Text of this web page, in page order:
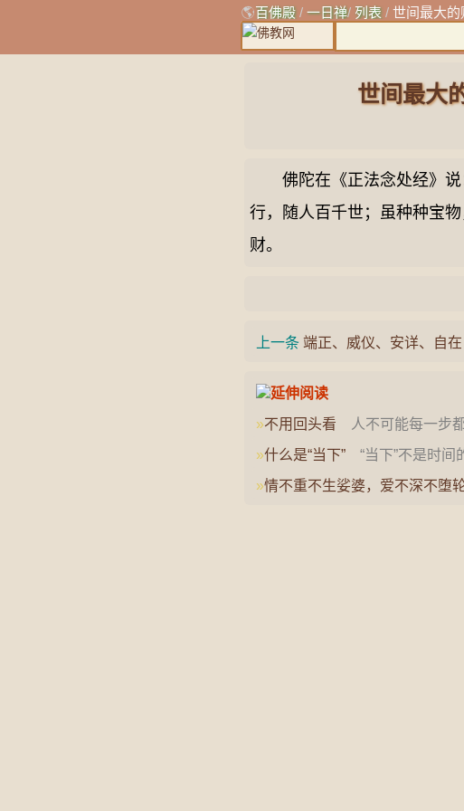
🌎百佛殿 / 一日禅/ 列表 / 世间最大
世间最大
佛陀在《正法念处经》说
行，随人百千世；虽种种宝
财。
上一条 端正、威仪、安详、自在
延伸阅读
»不用回头看 人不可能每一步
看，也不要批判那时候的自…
»什么是“当下”“当下”不是时间
越二元的对立，是完…
»情不重不生娑婆，爱不深不堕